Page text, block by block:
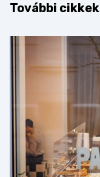
További cikkek